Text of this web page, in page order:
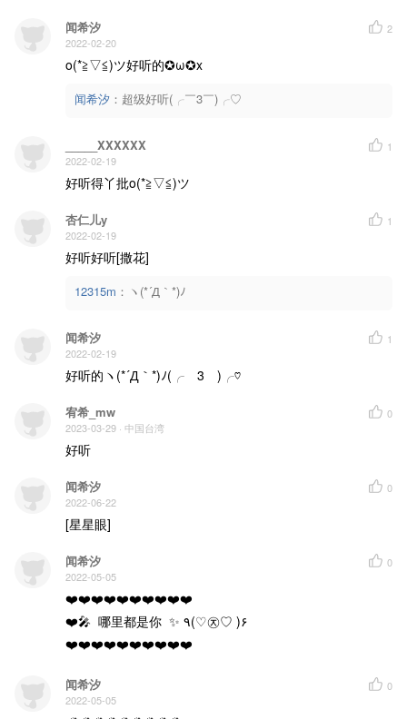
闻希汐
2022-02-20
2
o(*≧▽≦)ツ好听的✪ω✪x
闻希汐 ： 超级好听(╭￣3￣)╭♡
_____XXXXXX
2022-02-19
1
好听得丫批o(*≧▽≦)ツ
杏仁儿y
2022-02-19
1
好听好听[撒花]
12315m ： ヽ(*´Д｀*)ﾉ
闻希汐
2022-02-19
1
好听的ヽ(*´Д｀*)ﾉ(╭￣3￣)╭♡
宥希_mw
2023-03-29 · 中国台湾
0
好听
闻希汐
2022-06-22
0
[星星眼]
闻希汐
2022-05-05
0
❤️❤️❤️❤️❤️❤️❤️❤️❤️❤️
❤️🎤  哪里都是你  ✨ ٩(♡㉨♡ )۶
❤️❤️❤️❤️❤️❤️❤️❤️❤️❤️
闻希汐
2022-05-05
0